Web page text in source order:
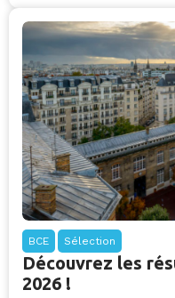
BCE Sélection
Découvrez les
2026 !